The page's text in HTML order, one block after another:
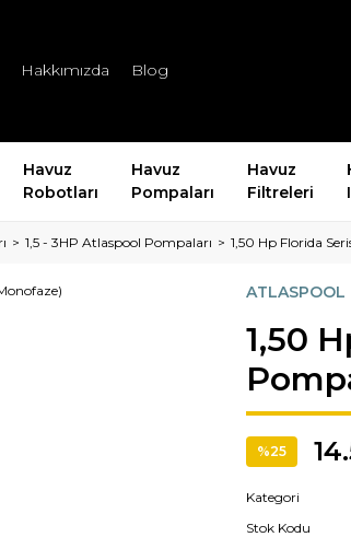
Hakkımızda Blog
Havuz
Robotları
Havuz
Pompaları
Havuz
Filtreleri
1,5 - 3HP Atlaspool Pompaları 1,50 Hp Florida
ATLASPOOL
1,50
%25
Kategori
Stok Kodu